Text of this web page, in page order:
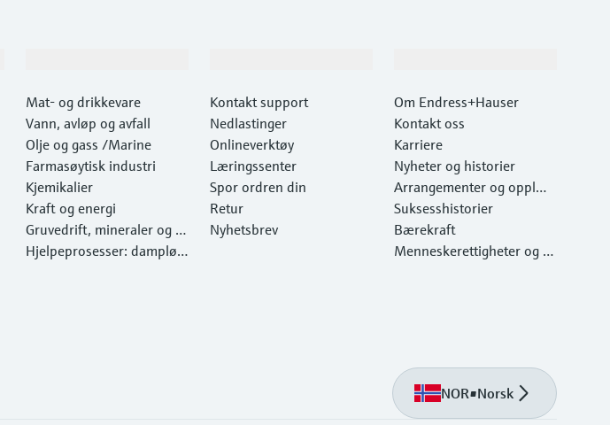
Mat- og drikkevare
Vann, avløp og avfall
Olje og gass /Marine
Farmasøytisk industri
Kjemikalier
Kraft og energi
Gruvedrift, mineraler og m
etaller
Hjelpeprosesser: dampløs
Kontakt support
Nedlastinger
Onlineverktøy
Læringssenter
Spor ordren din
Retur
Nyhetsbrev
Om Endress+Hauser
Kontakt oss
Karriere
Nyheter og historier
Arrangementer og opplæri
ng
Suksesshistorier
Bærekraft
Menneskerettigheter og m
NOR•Norsk